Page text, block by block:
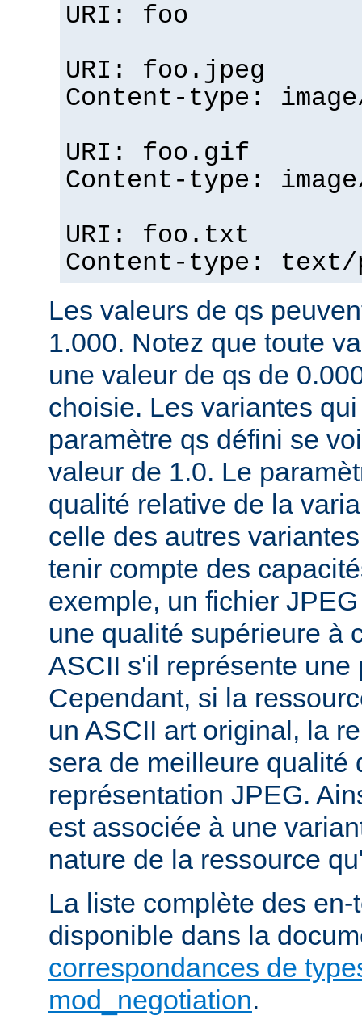
URI: foo
URI: foo.jpeg
Content-type:
URI: foo.gif
Content-type:
URI: foo.txt
Content-type:
Les valeurs de qs
1.000. Notez que toute
une valeur de qs de
choisie. Les variantes
paramètre qs défini se
valeur de 1.0. Le
qualité relative de la
celle des autres
tenir compte des
exemple, un fichier
une qualité supérieure à
ASCII s'il représente une
Cependant, si la
un ASCII art original, la
sera de meilleure qualité
représentation JPEG.
est associée à une
nature de la ressource
La liste complète des
disponible dans la
correspondances de
mod_negotiation.